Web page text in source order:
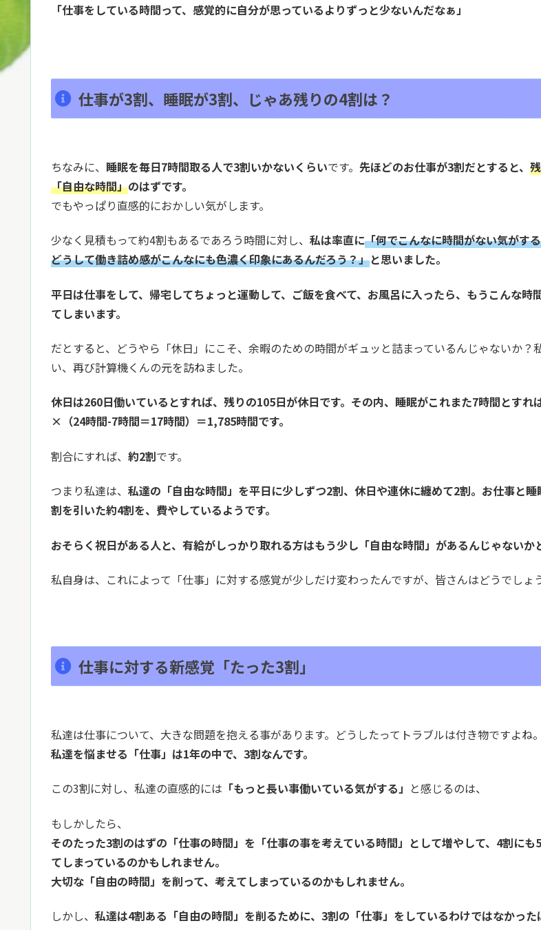
「仕事をしている時間って、感覚的に自分が思っているよりずっと少ないんだなぁ」
仕事が3割、睡眠が3割、じゃあ残りの4割は？
ちなみに、 睡眠を毎日7時間取る人で3割いかないくらいです。 先ほどのお仕事が3割だとすると、
「自由な時間」のはずです。
でもやっぱり直感的におかしい気がします。
少なく見積もって約4割もあるであろう時間に対し、 私は率直に「何でこんなに時間がない気がす
どうして働き詰め感がこんなにも色濃く印象にあるんだろう？」と思いました。
平日は仕事をして、帰宅してちょっと運動して、ご飯を食べて、お風呂に入ったら、もうこんな時
てしまいます。
だとすると、どうやら「休日」にこそ、余暇のための時間がギュッと詰まっているんじゃないか？
い、再び計算機くんの元を訪ねました。
休日は260日働いているとすれば、残りの105日が休日です。その内、睡眠がこれまた7時間とすれ
×（24時間-7時間＝17時間）＝1,785時間です。
割合にすれば、 約2割です。
つまり私達は、 私達の「自由な時間」を平日に少しずつ2割、休日や連休に纏めて2割。お仕事と
割を引いた約4割を、費やしているようです。
おそらく祝日がある人と、有給がしっかり取れる方はもう少し「自由な時間」があるんじゃないか
私自身は、これによって「仕事」に対する感覚が少しだけ変わったんですが、皆さんはどうでしょ
仕事に対する新感覚「たった3割」
私達は仕事について、大きな問題を抱える事があります。どうしたってトラブルは付き物ですよね。
私達を悩ませる「仕事」は1年の中で、3割なんです。
この3割に対し、私達の直感的には 「もっと長い事働いている気がする」 と感じるのは、
もしかしたら、
そのたった3割のはずの「仕事の時間」を「仕事の事を考えている時間」として増やして、4割にも
てしまっているのかもしれません。
大切な「自由の時間」を削って、考えてしまっているのかもしれません。
しかし、 私達は4割ある「自由の時間」を削るために、3割の「仕事」をしているわけではなかった